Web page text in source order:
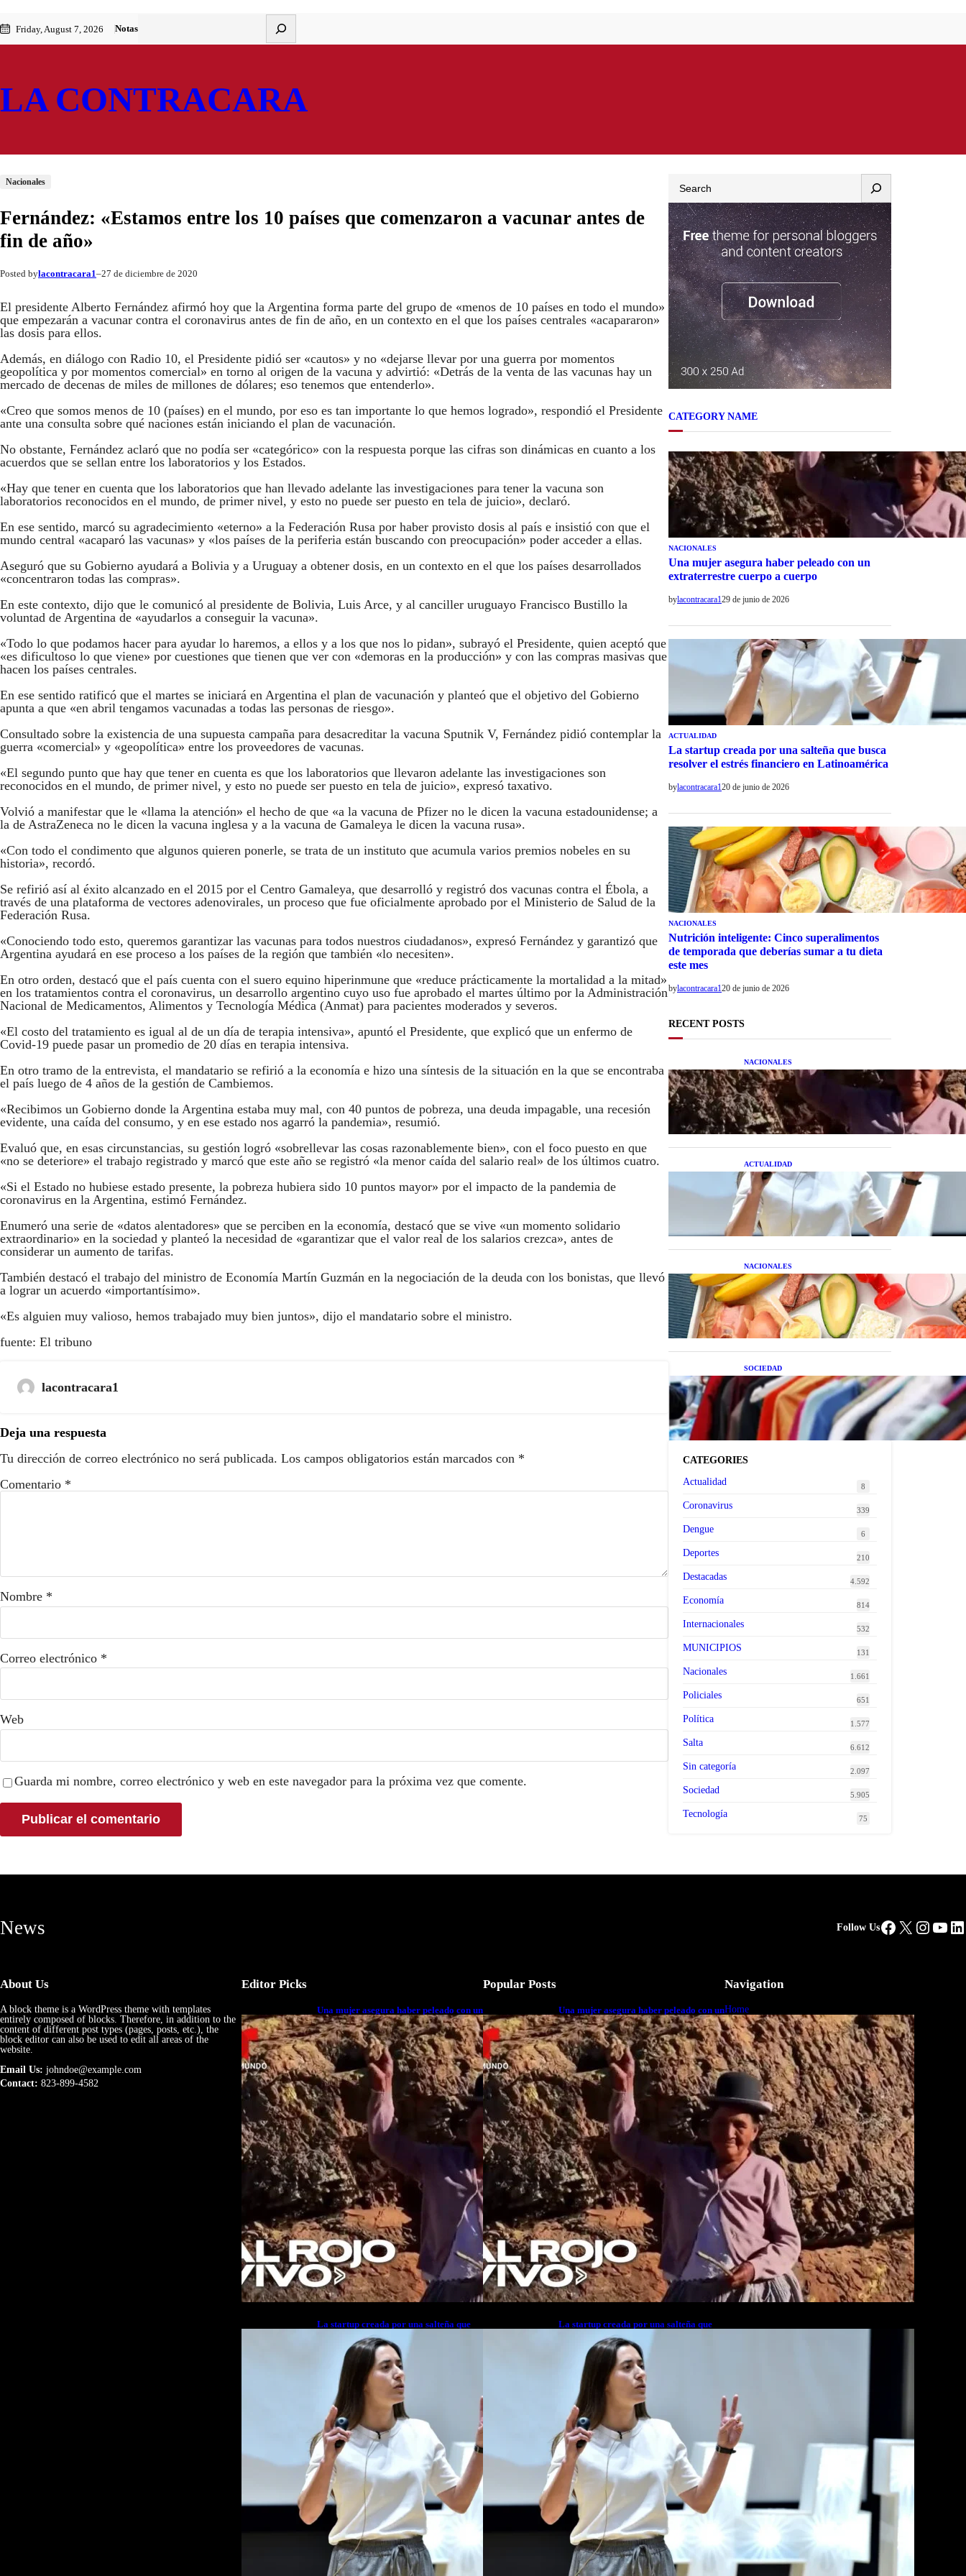
al
contenido
to
content
Friday, August 7, 2026 Notas
LA CONTRACARA
Nacionales
Fernández: «Estamos entre los 10 países que comenzaron a vacunar antes de
fin de año»
Posted bylacontracara1–27 de diciembre de 2020
El presidente Alberto Fernández afirmó hoy que la Argentina forma parte del grupo de «menos de 10 países en todo el mundo»
que empezarán a vacunar contra el coronavirus antes de fin de año, en un contexto en el que los países centrales «acapararon»
las dosis para ellos.
Además, en diálogo con Radio 10, el Presidente pidió ser «cautos» y no «dejarse llevar por una guerra por momentos
geopolítica y por momentos comercial» en torno al origen de la vacuna y advirtió: «Detrás de la venta de las vacunas hay un
mercado de decenas de miles de millones de dólares; eso tenemos que entenderlo».
«Creo que somos menos de 10 (países) en el mundo, por eso es tan importante lo que hemos logrado», respondió el Presidente
ante una consulta sobre qué naciones están iniciando el plan de vacunación.
No obstante, Fernández aclaró que no podía ser «categórico» con la respuesta porque las cifras son dinámicas en cuanto a los
acuerdos que se sellan entre los laboratorios y los Estados.
«Hay que tener en cuenta que los laboratorios que han llevado adelante las investigaciones para tener la vacuna son
laboratorios reconocidos en el mundo, de primer nivel, y esto no puede ser puesto en tela de juicio», declaró.
En ese sentido, marcó su agradecimiento «eterno» a la Federación Rusa por haber provisto dosis al país e insistió con que el
mundo central «acaparó las vacunas» y «los países de la periferia están buscando con preocupación» poder acceder a ellas.
Aseguró que su Gobierno ayudará a Bolivia y a Uruguay a obtener dosis, en un contexto en el que los países desarrollados
«concentraron todas las compras».
En este contexto, dijo que le comunicó al presidente de Bolivia, Luis Arce, y al canciller uruguayo Francisco Bustillo la
voluntad de Argentina de «ayudarlos a conseguir la vacuna».
«Todo lo que podamos hacer para ayudar lo haremos, a ellos y a los que nos lo pidan», subrayó el Presidente, quien aceptó que
«es dificultoso lo que viene» por cuestiones que tienen que ver con «demoras en la producción» y con las compras masivas que
hacen los países centrales.
En ese sentido ratificó que el martes se iniciará en Argentina el plan de vacunación y planteó que el objetivo del Gobierno
apunta a que «en abril tengamos vacunadas a todas las personas de riesgo».
Consultado sobre la existencia de una supuesta campaña para desacreditar la vacuna Sputnik V, Fernández pidió contemplar la
guerra «comercial» y «geopolítica» entre los proveedores de vacunas.
«El segundo punto que hay que tener en cuenta es que los laboratorios que llevaron adelante las investigaciones son
reconocidos en el mundo, de primer nivel, y esto no puede ser puesto en tela de juicio», expresó taxativo.
Volvió a manifestar que le «llama la atención» el hecho de que «a la vacuna de Pfizer no le dicen la vacuna estadounidense; a
la de AstraZeneca no le dicen la vacuna inglesa y a la vacuna de Gamaleya le dicen la vacuna rusa».
«Con todo el condimento que algunos quieren ponerle, se trata de un instituto que acumula varios premios nobeles en su
historia», recordó.
Se refirió así al éxito alcanzado en el 2015 por el Centro Gamaleya, que desarrolló y registró dos vacunas contra el Ébola, a
través de una plataforma de vectores adenovirales, un proceso que fue oficialmente aprobado por el Ministerio de Salud de la
Federación Rusa.
«Conociendo todo esto, queremos garantizar las vacunas para todos nuestros ciudadanos», expresó Fernández y garantizó que
Argentina ayudará en ese proceso a los países de la región que también «lo necesiten».
En otro orden, destacó que el país cuenta con el suero equino hiperinmune que «reduce prácticamente la mortalidad a la mitad»
en los tratamientos contra el coronavirus, un desarrollo argentino cuyo uso fue aprobado el martes último por la Administración
Nacional de Medicamentos, Alimentos y Tecnología Médica (Anmat) para pacientes moderados y severos.
«El costo del tratamiento es igual al de un día de terapia intensiva», apuntó el Presidente, que explicó que un enfermo de
Covid-19 puede pasar un promedio de 20 días en terapia intensiva.
En otro tramo de la entrevista, el mandatario se refirió a la economía e hizo una síntesis de la situación en la que se encontraba
el país luego de 4 años de la gestión de Cambiemos.
«Recibimos un Gobierno donde la Argentina estaba muy mal, con 40 puntos de pobreza, una deuda impagable, una recesión
evidente, una caída del consumo, y en ese estado nos agarró la pandemia», resumió.
Evaluó que, en esas circunstancias, su gestión logró «sobrellevar las cosas razonablemente bien», con el foco puesto en que
«no se deteriore» el trabajo registrado y marcó que este año se registró «la menor caída del salario real» de los últimos cuatro.
«Si el Estado no hubiese estado presente, la pobreza hubiera sido 10 puntos mayor» por el impacto de la pandemia de
coronavirus en la Argentina, estimó Fernández.
Enumeró una serie de «datos alentadores» que se perciben en la economía, destacó que se vive «un momento solidario
extraordinario» en la sociedad y planteó la necesidad de «garantizar que el valor real de los salarios crezca», antes de
considerar un aumento de tarifas.
También destacó el trabajo del ministro de Economía Martín Guzmán en la negociación de la deuda con los bonistas, que llevó
a lograr un acuerdo «importantísimo».
«Es alguien muy valioso, hemos trabajado muy bien juntos», dijo el mandatario sobre el ministro.
fuente: El tribuno
lacontracara1
Deja una respuesta
Tu dirección de correo electrónico no será publicada. Los campos obligatorios están marcados con *
Comentario *
Nombre *
Correo electrónico *
Web
Guarda mi nombre, correo electrónico y web en este navegador para la próxima vez que comente.
CATEGORY NAME
NACIONALES
Una mujer asegura haber peleado con un
extraterrestre cuerpo a cuerpo
bylacontracara129 de junio de 2026
ACTUALIDAD
La startup creada por una salteña que busca
resolver el estrés financiero en Latinoamérica
bylacontracara120 de junio de 2026
NACIONALES
Nutrición inteligente: Cinco superalimentos
de temporada que deberías sumar a tu dieta
este mes
bylacontracara120 de junio de 2026
RECENT POSTS
NACIONALES
Una mujer asegura haber
peleado con un extraterrestre
cuerpo a cuerpo
ACTUALIDAD
La startup creada por una
salteña que busca resolver el
estrés financiero en
Latinoamérica
NACIONALES
Nutrición inteligente: Cinco
superalimentos de temporada
que deberías sumar a tu dieta
este mes
SOCIEDAD
Las grandes marcas globales
se suman a la tendencia de la
ropa de segunda mano
premium
CATEGORIES
Actualidad
8
Coronavirus 339
Dengue 6
Deportes 210
Destacadas 4.592
Economía 814
Internacionales 532
MUNICIPIOS 131
Nacionales 1.661
Policiales 651
Política 1.577
Salta 6.612
Sin categoría 2.097
Sociedad 5.905
Tecnología 75
News Follow UsFacebook
X
About Us
A block theme is a WordPress theme with templates
entirely composed of blocks. Therefore, in addition to the
content of different post types (pages, posts, etc.), the
block editor can also be used to edit all areas of the
website.
Email Us: johndoe@example.com
Contact: 823-899-4582
Editor Picks
Una mujer asegura haber peleado con un
extraterrestre cuerpo a cuerpo
La startup creada por una salteña que
busca resolver el estrés financiero en
Latinoamérica
Popular Posts
Una mujer asegura haber peleado con un
extraterrestre cuerpo a cuerpo
La startup creada por una salteña que
busca resolver el estrés financiero en
Latinoamérica
Navigation
Home
Business
Lifestyle
Magazine
Photography
Travel
Technology